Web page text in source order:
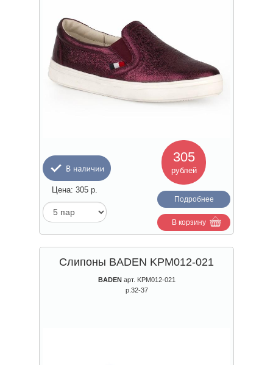
305
рублей
Цена: 305 р.
Подробнее
В корзину
Слипоны BADEN KPM012-021
BADEN арт. KPM012-021
р.32-37